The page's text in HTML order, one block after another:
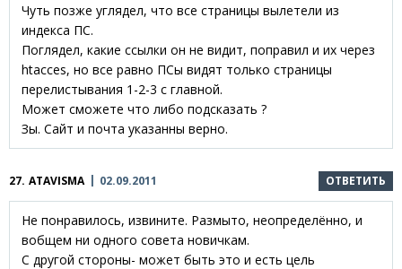
Чуть позже углядел, что все страницы вылетели из
индекса ПС.
Поглядел, какие ссылки он не видит, поправил и их через
htacces, но все равно ПСы видят только страницы
перелистывания 1-2-3 с главной.
Может сможете что либо подсказать ?
Зы. Сайт и почта указанны верно.
27. ATAVISMA 02.09.2011 ОТВЕТИТЬ
Не понравилось, извините. Размыто, неопределённо, и
вобщем ни одного совета новичкам.
С другой стороны- может быть это и есть цель